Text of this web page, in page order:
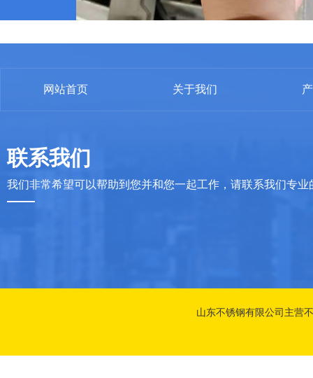
网站首页 关于我们
联系我们
我们非常希望可以帮助到您并和您一起工作，请联系我们专业
山东不锈钢有限公司主营